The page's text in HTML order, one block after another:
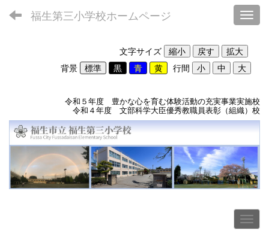
福生第三小学校ホームページ
文字サイズ
背景
行間
令和５年度 豊かな心を育む体験活動の充実事業実施校
令和４年度 文部科学大臣優秀教職員表彰（組織）校